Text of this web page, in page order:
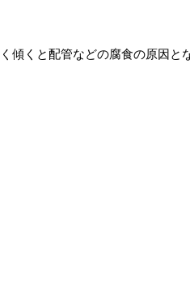
傾くと配管などの腐食の原因と